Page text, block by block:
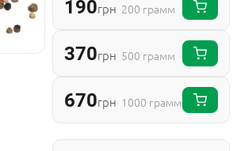
190грн 200 грамм
370грн 500 грамм
670грн 1000 грамм